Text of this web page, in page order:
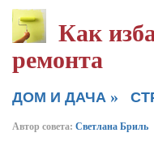
Как
ремонта
ДОМ И ДАЧА »
Автор совета: Светлана Бриль